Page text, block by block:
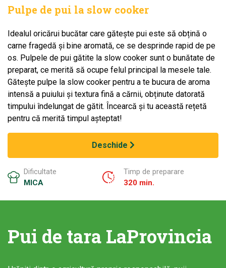
Pulpe de pui la slow cooker
Idealul oricărui bucătar care gătește pui este să obțină o
carne fragedă și bine aromată, ce se desprinde rapid de pe
os. Pulpele de pui gătite la slow cooker sunt o bunătate de
preparat, ce merită să ocupe felul principal la mesele tale.
Gătește pulpe la slow cooker pentru a te bucura de aroma
intensă a puiului și textura fină a cărnii, obținute datorată
timpului îndelungat de gătit. Încearcă și tu această rețetă
pentru că merită timpul așteptat!
Deschide
Dificultate
MICA
Timp de preparare
320 min.
Pui de tara LaProvincia